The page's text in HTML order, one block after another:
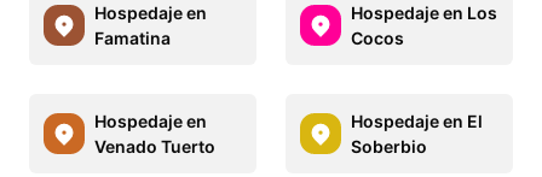
Hospedaje en
Famatina
Hospedaje en Los
Cocos
Hospedaje en
Venado Tuerto
Hospedaje en El
Soberbio